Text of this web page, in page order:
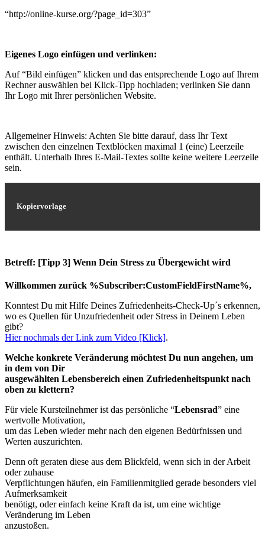
“http://online-kurse.org/?page_id=303”
Eigenes Logo einfügen und verlinken:
Auf “Bild einfügen” klicken und das entsprechende Logo auf Ihrem
Rechner auswählen bei Klick-Tipp hochladen; verlinken Sie dann
Ihr Logo mit Ihrer persönlichen Website.
Allgemeiner Hinweis: Achten Sie bitte darauf, dass Ihr Text
zwischen den einzelnen Textblöcken maximal 1 (eine) Leerzeile
enthält. Unterhalb Ihres E-Mail-Textes sollte keine weitere Leerzeile
sein.
Kopiervorlage
Betreff: [Tipp 3] Wenn Dein Stress zu Übergewicht wird
Willkommen zurück %Subscriber:CustomFieldFirstName%,
Konntest Du mit Hilfe Deines Zufriedenheits-Check-Up´s erkennen,
wo es Quellen für Unzufriedenheit oder Stress in Deinem Leben
gibt?
Hier nochmals der Link zum Video [Klick].
Welche konkrete Veränderung möchtest Du nun angehen, um
in dem von Dir
ausgewählten Lebensbereich einen Zufriedenheitspunkt nach
oben zu klettern?
Für viele Kursteilnehmer ist das persönliche “Lebensrad” eine
wertvolle Motivation,
um das Leben wieder mehr nach den eigenen Bedürfnissen und
Werten auszurichten.
Denn oft geraten diese aus dem Blickfeld, wenn sich in der Arbeit
oder zuhause
Verpflichtungen häufen, ein Familienmitglied gerade besonders viel
Aufmerksamkeit
benötigt, oder einfach keine Kraft da ist, um eine wichtige
Veränderung im Leben
anzustoßen.